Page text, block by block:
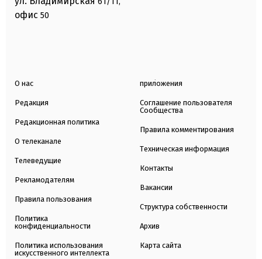
офис 50
О нас
Редакция
Редакционная политика
О телеканале
Телеведущие
Рекламодателям
Правила пользования
Политика
конфиденциальности
Политика использования
искусственного интеллекта
приложения
Соглашение пользователя
Сообщества
Правила комментирования
Техническая информация
Контакты
Вакансии
Структура собственности
Архив
Карта сайта